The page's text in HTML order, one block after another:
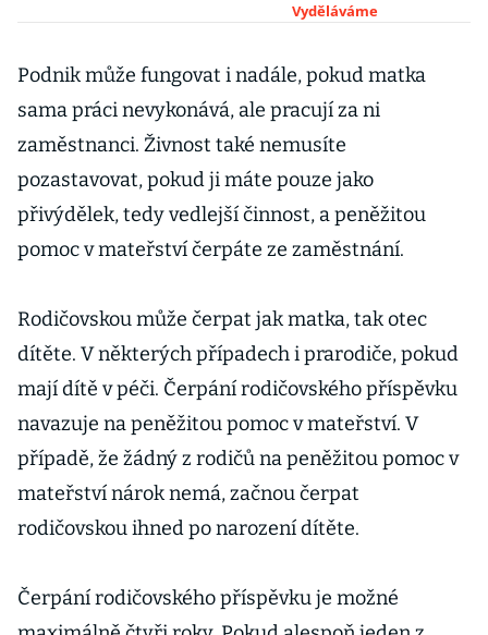
zálohy budou
Vyděláváme
Podnik může fungovat i nadále, pokud matka
sama práci nevykonává, ale pracují za ni
zaměstnanci. Živnost také nemusíte
pozastavovat, pokud ji máte pouze jako
přivýdělek, tedy vedlejší činnost, a peněžitou
pomoc v mateřství čerpáte ze zaměstnání.
Rodičovskou může čerpat jak matka, tak otec
dítěte. V některých případech i prarodiče, pokud
mají dítě v péči. Čerpání rodičovského příspěvku
navazuje na peněžitou pomoc v mateřství. V
případě, že žádný z rodičů na peněžitou pomoc v
mateřství nárok nemá, začnou čerpat
rodičovskou ihned po narození dítěte.
Čerpání rodičovského příspěvku je možné